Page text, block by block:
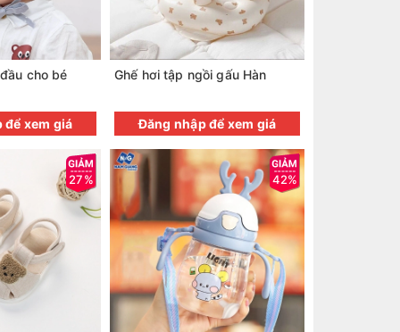
cho bé
để xem giá
27%
Ghế hơi tập ngồi gấu Hàn
Đăng nhập để xem giá
42%